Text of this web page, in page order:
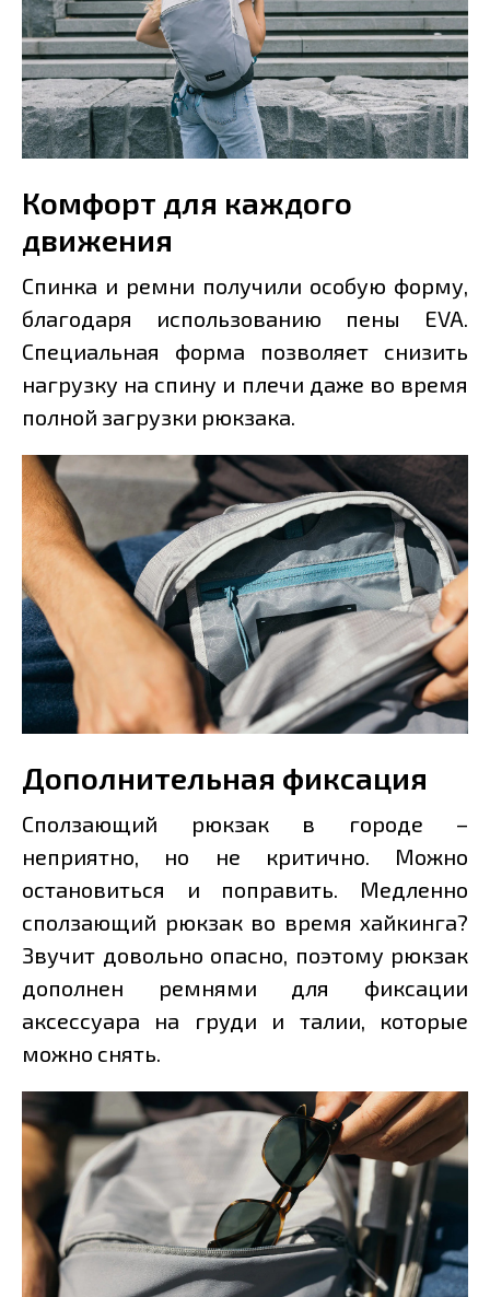
Комфорт для каждого
движения
Спинка и ремни получили особую форму,
благодаря использованию пены EVA.
Специальная форма позволяет снизить
нагрузку на спину и плечи даже во время
полной загрузки рюкзака.
Дополнительная фиксация
Сползающий рюкзак в городе –
неприятно, но не критично. Можно
остановиться и поправить. Медленно
сползающий рюкзак во время хайкинга?
Звучит довольно опасно, поэтому рюкзак
дополнен ремнями для фиксации
аксессуара на груди и талии, которые
можно снять.